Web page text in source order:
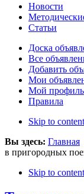
Новости
Статьи
Доска
Все
Добавить
Мои
Мой профиль
Правила
Skip to content
Вы здесь: Главная
в пригородных
Skip to content